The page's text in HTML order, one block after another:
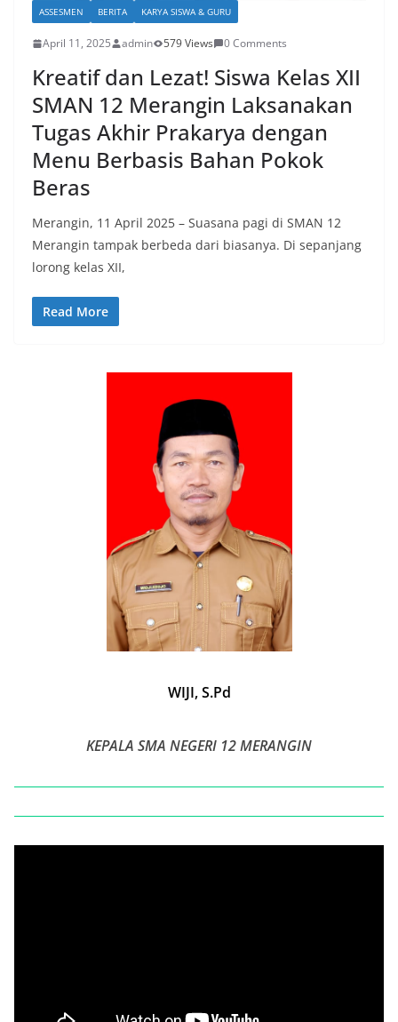
ASSESMEN BERITA KARYA SISWA & GURU
April 11, 2025 admin 579 Views 0 Comments
Kreatif dan Lezat! Siswa Kelas XII
SMAN 12 Merangin Laksanakan
Tugas Akhir Prakarya dengan
Menu Berbasis Bahan Pokok
Beras
Merangin, 11 April 2025 – Suasana pagi di SMAN 12
Merangin tampak berbeda dari biasanya. Di sepanjang
lorong kelas XII,
Read More
WIJI, S.Pd
KEPALA SMA NEGERI 12 MERANGIN